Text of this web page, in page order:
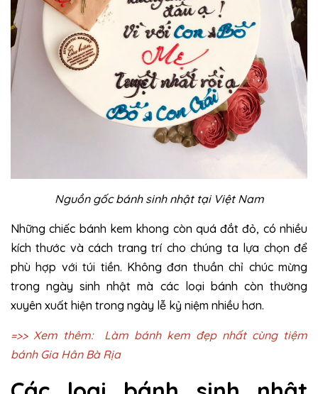
Nguồn gốc bánh sinh nhật tại Việt Nam
Những chiếc bánh kem khong còn quá đắt đỏ, có nhiều
kích thước và cách trang trí cho chúng ta lựa chọn để
phù hợp với túi tiền. Không đơn thuần chỉ chúc mừng
trong ngày sinh nhật mà các loại bánh còn thường
xuyên xuất hiện trong ngày lễ kỷ niệm nhiều hơn.
=>> Xem thêm:
Làm bánh kem đẹp nhất cùng tiệm
bánh Gia Hân Bà Rịa